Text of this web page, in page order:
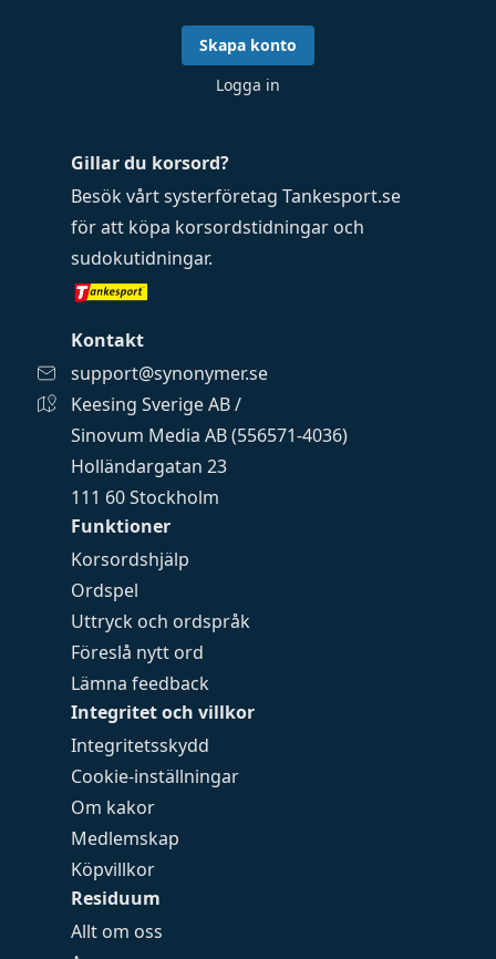
Funktioner
Korsordshjälp
Ordspel
Uttryck och ordspråk
Föreslå nytt ord
Lämna feedback
Integritet och villkor
Integritetsskydd
Cookie-inställningar
Om kakor
Medlemskap
Köpvillkor
Residuum
Allt om oss
Gillar du korsord?
Besök vårt systerföretag Tankesport.se
för att köpa korsordstidningar och
sudokutidningar.
Kontakt
support@synonymer.se
Keesing Sverige AB /
Sinovum Media AB (556571-4036)
Holländargatan 23
111 60 Stockholm
Skapa konto
Logga in